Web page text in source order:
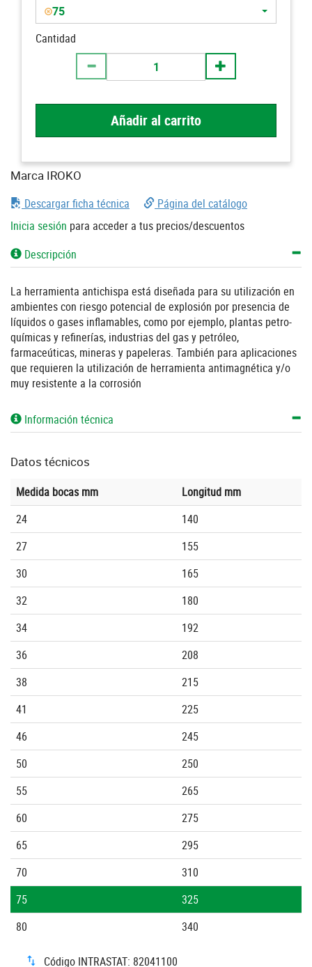
75
Cantidad
Añadir al carrito
Marca IROKO
Descargar ficha técnica
Página del catálogo
Inicia sesión para acceder a tus precios/descuentos
Descripción
La herramienta antichispa está diseñada para su utilización en
ambientes con riesgo potencial de explosión por presencia de
líquidos o gases inflamables, como por ejemplo, plantas petro-
químicas y refinerías, industrias del gas y petróleo,
farmaceúticas, mineras y papeleras. También para aplicaciones
que requieren la utilización de herramienta antimagnética y/o
muy resistente a la corrosión
Información técnica
Datos técnicos
Medida bocas mm
Longitud mm
24
140
27
155
30
165
32
180
34
192
36
208
38
215
41
225
46
245
50
250
55
265
60
275
65
295
70
310
75
325
80
340
Código INTRASTAT: 82041100